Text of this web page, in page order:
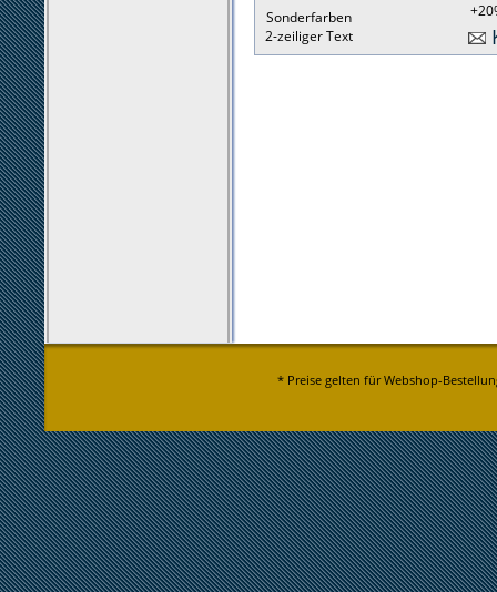
Sonderfarben
2-zeiliger Text
* Preise gelten für Webshop-